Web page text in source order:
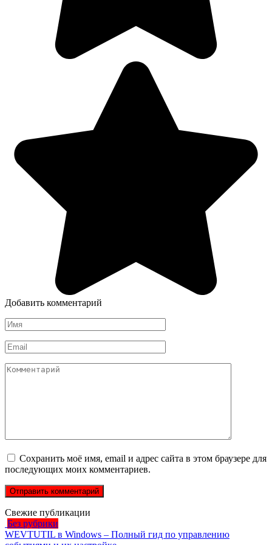
Добавить комментарий
Имя
*
Email
*
Комментарий
Сохранить моё имя, email и адрес сайта в этом браузере для
последующих моих комментариев.
Свежие публикации
Без рубрики
WEVTUTIL в Windows – Полный гид по управлению